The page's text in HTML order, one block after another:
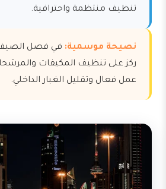
تنظيف منتظمة واحترافية.
نصيحة موسمية: في فصل الصيف
ركز على تنظيف المكيفات
عمل فعال وتقليل الغبار الداخلي.